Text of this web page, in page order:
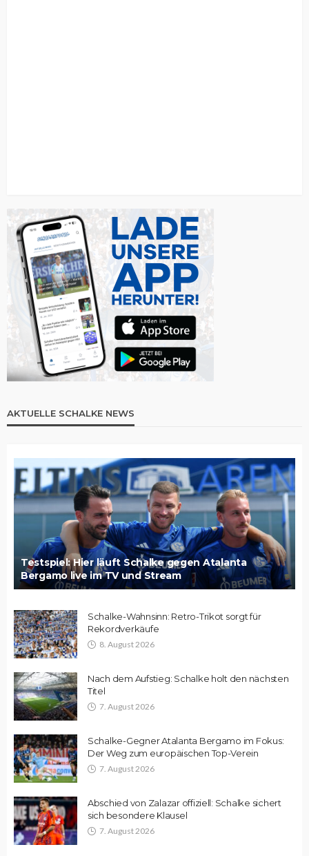
AKTUELLE SCHALKE NEWS
Testspiel: Hier läuft Schalke gegen Atalanta
Bergamo live im TV und Stream
Schalke-Wahnsinn: Retro-Trikot sorgt für
Rekordverkäufe
8. August 2026
Nach dem Aufstieg: Schalke holt den nächsten
Titel
7. August 2026
Schalke-Gegner Atalanta Bergamo im Fokus:
Der Weg zum europäischen Top-Verein
7. August 2026
Abschied von Zalazar offiziell: Schalke sichert
sich besondere Klausel
7. August 2026